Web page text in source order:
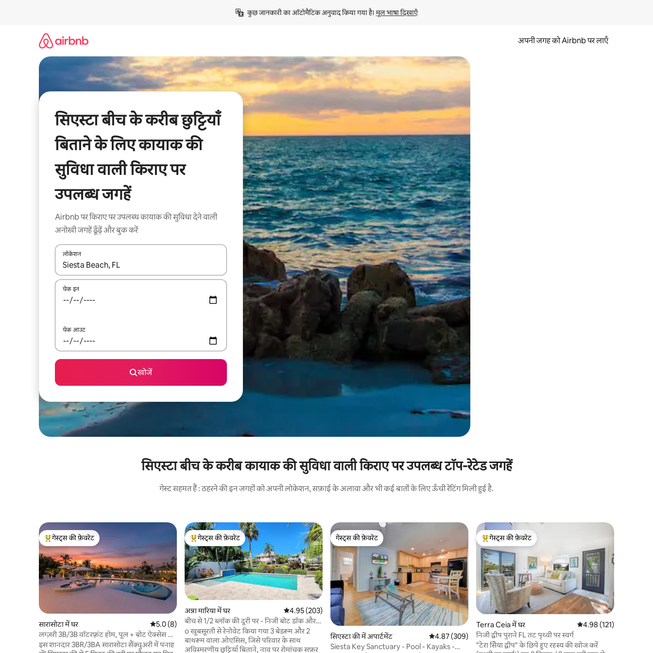
कुछ जानकारी का ऑटोमैटिक अनुवाद किया गया है। मूल भाषा दिखाएँ
अपनी जगह को Airbnb पर लाएँ
सिएस्टा बीच के करीब छुट्टियाँ
बिताने के लिए कायाक की
सुविधा वाली किराए पर
उपलब्ध जगहें
Airbnb पर किराए पर उपलब्ध कायाक की सुविधा देने वाली
अनोखी जगहें ढूँढ़ें और बुक करें
लोकेशन
नतीजों के उपलब्ध होने पर, अप और डाउन 'ऐरो की' का इस्तेमाल करके नेविगेट करें या टच या फिर स्वाइप जेस्चर का इस्तेमाल करके एक्सप्लोर करें।
चेक इन
चेक आउट
खोजें
सिएस्टा बीच के करीब कायाक की सुविधा वाली किराए पर उपलब्ध टॉप-रेटेड जगहें
गेस्ट सहमत हैं : ठहरने की इन जगहों को अपनी लोकेशन, सफ़ाई के अलावा और भी कई बातों के लिए ऊँची रेटिंग मिली हुई है.
गेस्ट्स का टॉप फ़ेवरेट
गेस्ट्स की फ़ेवरेट
सारासोटा में घर औसत रेटिंग 5 में से 5.0, 8 समीक्षाएँ
5.0 (8)
लग्ज़री 3B/3B वॉटरफ़्रंट होम, पूल + बोट ऐक्सेस के
साथ
इस शानदार 3BR/3BA सारासोटा सैंक्चुअरी में पनाह
गेस्ट्स का टॉप फ़ेवरेट
गेस्ट्स की फ़ेवरेट
अन्ना मारिया में घर औसत रेटिंग 5 में से 4.95, 203 समीक्षाएँ
4.95 (203)
बीच से 1/2 ब्लॉक की दूरी पर - निजी बोट डॉक और
30 फ़ुट का पूल
o खूबसूरती से रेनोवेट किया गया 3 बेडरूम और 2
बाथरूम वाला ओएसिस, जिसे परिवार के साथ
अविस्मरणीय छुट्टियाँ बिताने, नाव पर रोमांचक सफ़र
गेस्ट्स की फ़ेवरेट
गेस्ट्स की फ़ेवरेट
सिएस्टा की में अपार्टमेंट औसत रेटिंग 5 में से 4.87, 309 समीक्षाएँ
4.87 (309)
Siesta Key Sanctuary - Pool - Kayaks -
गेस्ट्स का टॉप फ़ेवरेट
गेस्ट्स की फ़ेवरेट
Terra Ceia में घर औसत रेटिंग 5 में से 4.98,
4.98 (121)
निजी द्वीप पुराने FL तट पृथ्वी पर स्वर्ग
"टेरा सेिया द्वीप" के छिपे हुए रहस्य की खोज करें